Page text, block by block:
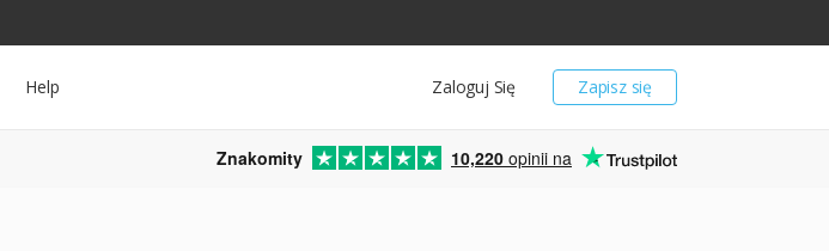
Zapisz się
Zaloguj Się
Help
Znakomity 10,220 opinii na